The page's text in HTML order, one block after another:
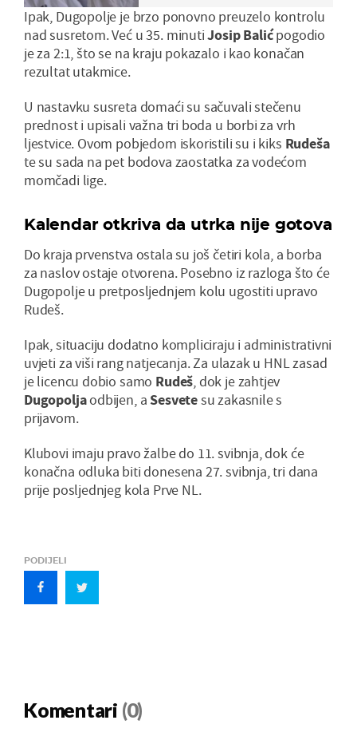
Ipak, Dugopolje je brzo ponovno preuzelo kontrolu
nad susretom. Već u 35. minutiJosipBalićpogodio
je za 2:1, što se na kraju pokazalo i kao konačan
rezultat utakmice.
U nastavku susreta domaći su sačuvali stečenu
prednost i upisali važna tri boda u borbi za vrh
ljestvice. Ovom pobjedom iskoristili su i kiks Rudeša
te su sada na pet bodova zaostatka za vodećom
momčadi lige.
Kalendar otkriva da utrka nije gotova
Do kraja prvenstva ostala su još četiri kola, a borba
za naslov ostaje otvorena. Posebno iz razloga što će
Dugopolje u pretposljednjem kolu ugostiti upravo
Rudeš.
Ipak, situaciju dodatno kompliciraju i administrativni
uvjeti za viši rang natjecanja. Za ulazak u HNL zasad
je licencu dobio samo Rudeš, dok je zahtjev
Dugopoljaodbijen, a Sesvetesu zakasnile s
prijavom.
Klubovi imaju pravo žalbe do 11. svibnja, dok će
konačna odluka biti donesena 27. svibnja, tri dana
prije posljednjeg kola Prve NL.
PODIJELI
Komentari (0)